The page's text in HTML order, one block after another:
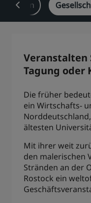
Park Plaza
Prize by Radisson
Verbundene
Kunlun
Besuchen Sie
Veranstalten
Tagung oder
Die früher
ein Wirtschafts-
ältesten
Mit ihrer weit
den malerischen
Stränden an der
Rostock ein